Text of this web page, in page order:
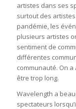
artistes dans ses
surtout des
pandémie, les
plusieurs artistes
sentiment de
différentes
communauté. On
être trop long.
Wavelength a
spectateurs